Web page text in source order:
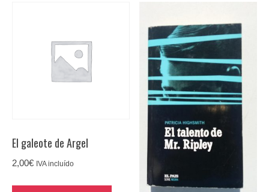
El galeote de Argel
2,00€ IVA incluído